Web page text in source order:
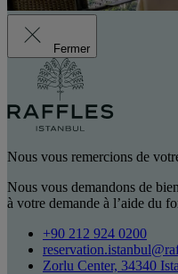
Fermer
Nous vous remercions de
Nous vous demandons de
à votre demande à l’aide du
+90 212 924 0200
Zorlu Center, 34340